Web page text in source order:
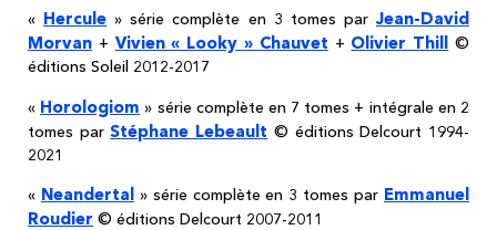
« Hercule » série complète en 3 tomes parJean-David
Morvan + Vivien « Looky » Chauvet + Olivier Thill ©
éditions Soleil 2012-2017
« Horologiom » série complète en 7 tomes + intégrale en 2
tomes parStéphane Lebeault © éditions Delcourt 1994-
2021
« Neandertal » série complète en 3 tomes par Emmanuel
Roudier © éditions Delcourt 2007-2011